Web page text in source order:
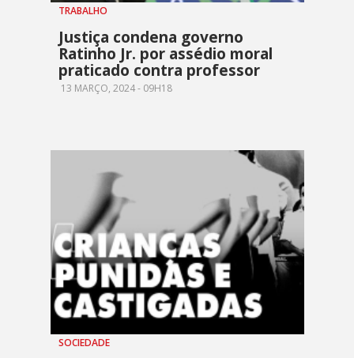
TRABALHO
Justiça condena governo
Ratinho Jr. por assédio moral
praticado contra professor
13 MARÇO, 2024 - 09H18
SOCIEDADE